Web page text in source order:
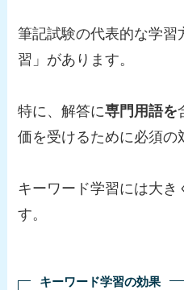
筆記試験の代表的な学習
習」があります。
特に、解答に専門用語を
価を受けるために必須の
キーワード学習には大き
す。
キーワード学習の効果